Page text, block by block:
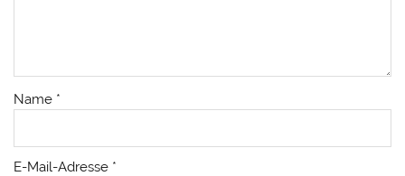
Name *
E-Mail-Adresse *